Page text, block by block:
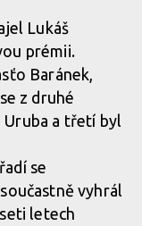
Lukáš
prémii.
Baránek,
z druhé
a třetí byl
se
vyhrál
letech